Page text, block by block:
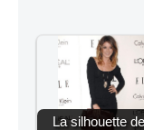
La silhouette